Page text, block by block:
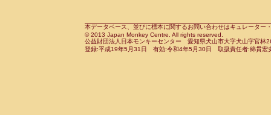
CercopithecidaePapio anubis(0)
CercopithecidaePapio cynocephalus
CercopithecidaePapio hamadryas(0)
CebidaeSaguinus leucopus(0)
CebidaeSaguinus midas(0)
Cebidae Saguinus mystax(0)
本データベース、並びに標本に関するお問い合わせはキュレータ
© 2013 Japan Monkey Centre. All rights reserved.
公益財団法人日本モンキーセンター 愛知県犬山市大字犬山字官
登録:平成19年5月31日 有効:令和4年5月30日 取扱責任者:綿貫宏